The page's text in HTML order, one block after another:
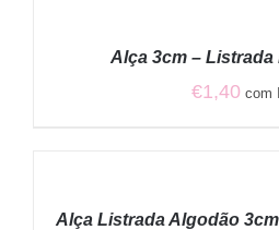
DETALHESAlça 3cm – Listrada
€1,40 com
DETALHES
Alça Listrada Algodão